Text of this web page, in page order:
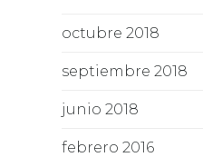
octubre 2018
septiembre 2018
junio 2018
febrero 2016